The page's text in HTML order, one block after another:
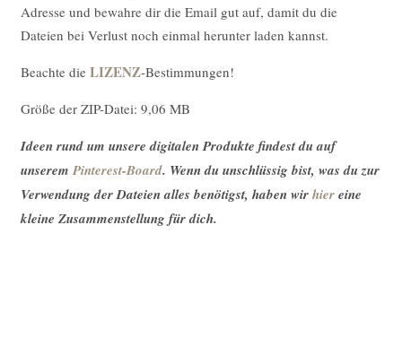
Adresse und bewahre dir die Email gut auf, damit du die
Dateien bei Verlust noch einmal herunter laden kannst.
Beachte die LIZENZ-Bestimmungen!
Größe der ZIP-Datei: 9,06 MB
Ideen rund um unsere digitalen Produkte findest du auf
unserem Pinterest-Board. Wenn du unschlüssig bist, was du zur
Verwendung der Dateien alles benötigst, haben wirhiereine
kleine Zusammenstellung für dich.